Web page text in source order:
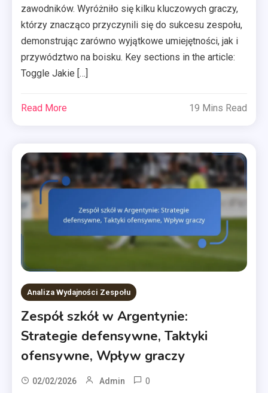
zawodników. Wyróżniło się kilku kluczowych graczy,
którzy znacząco przyczynili się do sukcesu zespołu,
demonstrując zarówno wyjątkowe umiejętności, jak i
przywództwo na boisku. Key sections in the article:
Toggle Jakie […]
Read More 19 Mins Read
Analiza Wydajności Zespołu
Zespół szkół w Argentynie:
Strategie defensywne, Taktyki
ofensywne, Wpływ graczy
02/02/2026 Admin 0